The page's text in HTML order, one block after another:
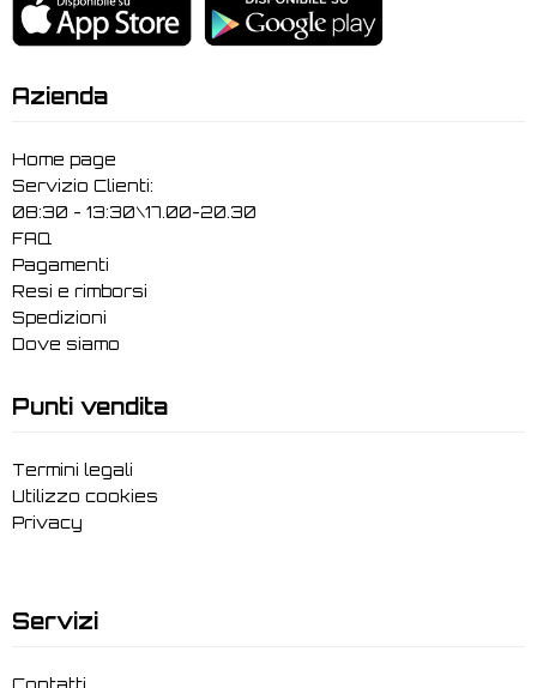
Azienda
Home page
Servizio Clienti:
08:30 - 13:30\17.00-20.30
FAQ
Pagamenti
Resi e rimborsi
Spedizioni
Dove siamo
Punti vendita
Termini legali
Utilizzo cookies
Privacy
Servizi